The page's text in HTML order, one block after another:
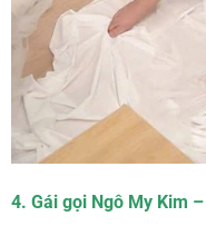
4. Gái gọi Ngô My Kim